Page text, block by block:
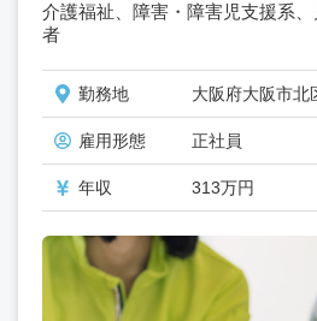
介護福祉、障害・障害児支援系
者
勤務地 大阪府大阪市北
雇用形態 正社員
年収 313万円